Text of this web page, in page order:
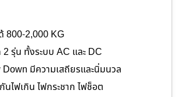
800-2,000 KG
2 รุ่น ทั้งระบบ AC และ DC
มีความเสถียรและนิ่มนวล
ไฟเกิน ไฟกระชาก ไฟช็อต